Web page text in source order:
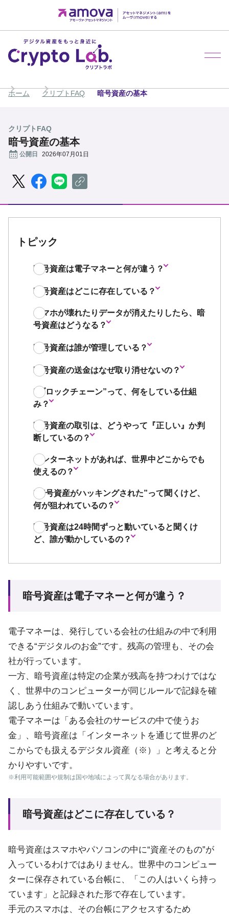
ホーム クリプトFAQ 暗号資産の基本
クリプトFAQ
暗号資産の基本
公開日 2026年07月01日
トピック
暗号資産は電子マネーと何が違う？
暗号資産はどこに存在している？
スマホが壊れたりデータが消えたりしたら、暗
号資産はどうなる？
暗号資産は誰が管理している？
暗号資産の送金はなぜ取り消せないの？
“ブロックチェーン”って、何をしている仕組
み？
暗号資産の取引は、どうやって『正しい』か判
断しているの？
インターネットがあれば、世界中どこからでも
使えるの？
“暗号資産がハッキングされた”って聞くけど、
何が狙われているの？
暗号資産は24時間ずっと動いていると聞くけ
ど、誰が動かしているの？
暗号資産は電子マネーと何が違う？
電子マネーは、発行している会社の仕組みの中で利用
できる“デジタルのお金”です。残高の管理も、その会
社が行っています。
一方、暗号資産は特定の企業が残高を持つわけではな
く、世界中のコンピューターが同じルールで記録を確
認しあう仕組みで動いています。
電子マネーは「ある会社のサービスの中で使うお
金」、暗号資産は「インターネットを通じて世界のど
こからでも扱えるデジタル資産（※）」と考えると分
かりやすいです。
※利用可能範囲や規制は国や地域によって異なる場合があります。
暗号資産はどこに存在している？
暗号資産はスマホやパソコンの中に“資産そのもの”が
入っているわけではありません。世界中のコンピュー
ターに保存されている台帳に、「この人はいくら持っ
ています」と記録された形で存在しています。
手元のスマホは、その台帳にアクセスするため